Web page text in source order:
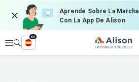
Aprende Sobre La Marcha
Con La App De Alison
Explorar
es